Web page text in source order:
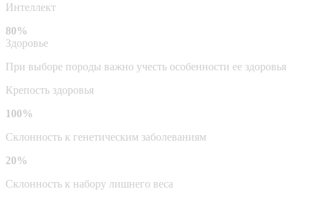
Интеллект
80%
Здоровье
При выборе породы важно учесть особенности ее здоровья
Крепость здоровья
100%
Склонность к генетическим заболеваниям
20%
Склонность к набору лишнего веса